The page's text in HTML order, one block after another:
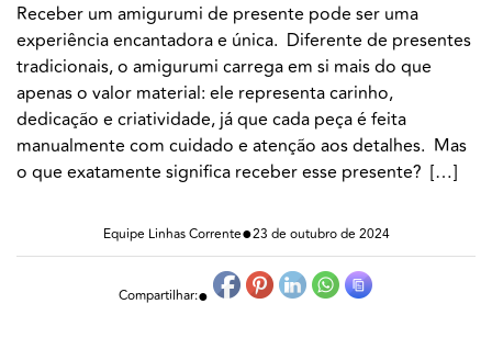
Receber um amigurumi de presente pode ser uma
experiência encantadora e única. Diferente de presentes
tradicionais, o amigurumi carrega em si mais do que
apenas o valor material: ele representa carinho,
dedicação e criatividade, já que cada peça é feita
manualmente com cuidado e atenção aos detalhes. Mas
o que exatamente significa receber esse presente? […]
Equipe Linhas Corrente●23 de outubro de 2024
Compartilhar:●